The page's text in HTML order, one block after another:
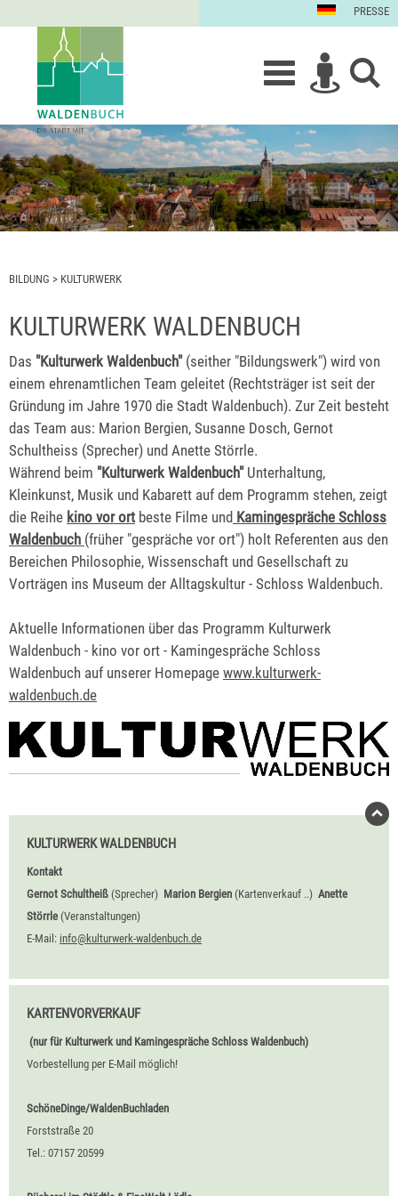
PRESSE
BILDUNG > KULTURWERK
KULTURWERK WALDENBUCH
Das "Kulturwerk Waldenbuch"(seither "Bildungswerk") wird von
einem ehrenamtlichen Team geleitet (Rechtsträger ist seit der
Gründung im Jahre 1970 die Stadt Waldenbuch). Zur Zeit besteht
das Team aus: Marion Bergien, Susanne Dosch, Gernot
Schultheiss (Sprecher) und Anette Störrle.
Während beim "Kulturwerk Waldenbuch"Unterhaltung,
Kleinkunst, Musik und Kabarett auf dem Programm stehen, zeigt
die Reihe kino vor ort beste Filme und Kamingespräche Schloss
Waldenbuch (früher "gespräche vor ort") holt Referenten aus den
Bereichen Philosophie, Wissenschaft und Gesellschaft zu
Vorträgen ins Museum der Alltagskultur - Schloss Waldenbuch.
Aktuelle Informationen über das Programm Kulturwerk
Waldenbuch - kino vor ort - Kamingespräche Schloss
Waldenbuch auf unserer Homepage www.kulturwerk-
waldenbuch.de
KULTURWERK WALDENBUCH
Kontakt
Gernot Schultheiß (Sprecher) Marion Bergien (Kartenverkauf ..) Anette
Störrle (Veranstaltungen)
E-Mail: info@kulturwerk-waldenbuch.de
KARTENVORVERKAUF
(nur für Kulturwerk und Kamingespräche Schloss Waldenbuch)
Vorbestellung per E-Mail möglich!
SchöneDinge/WaldenBuchladen
Forststraße 20
Tel.: 07157 20599